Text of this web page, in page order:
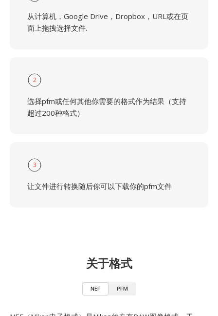
从计算机，Google Drive，Dropbox，URL或在页
面上拖拽选择文件.
2
选择pfm或任何其他你需要的格式作为结果（支持
超过200种格式）
3
让文件进行转换随后你可以下载你的pfm文件
关于格式
NEF PFM